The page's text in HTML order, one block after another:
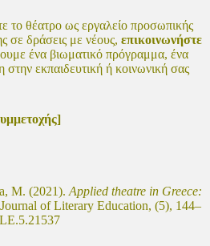
το θέατρο ως εργαλείο προσωπικής
σε δράσεις με νέους, επικοινωνήστε
ένα βιωματικό πρόγραμμα, ένα
εκπαιδευτική ή κοινωνική σας
]
M. (2021). Applied theatre in Greece:
of Literary Education, (5), 144–